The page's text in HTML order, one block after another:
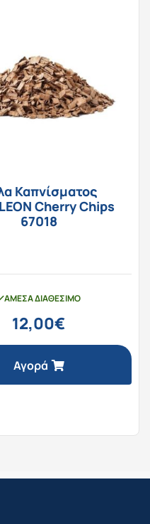
Καπνίσματος
Cherry Chips
67018
ΆΜΕΣΑ ΔΙΑΘΈΣΙΜΟ
12,00€
Αγορά